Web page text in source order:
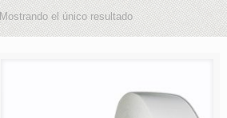
Mostrando el único resultado